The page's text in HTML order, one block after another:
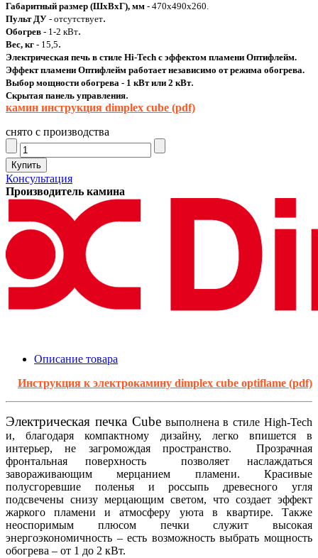
Габаритный размер (ШхВхГ), мм - 470х490х260.
Пульт ДУ - отсутствует.
Обогрев - 1-2 кВт.
Вес, кг - 15,5.
Электрическая печь в стиле Hi-Tech с эффектом пламени Оптифлейм.
Эффект пламени Оптифлейм работает независимо от режима обогрева.
Выбор мощности обогрева - 1 кВт или 2 кВт.
Скрытая панель управления.
камин инструкция dimplex cube (pdf)
снято с производства
Консультация
Производитель камина
Описание товара
Инструкция к электрокамину dimplex cube optiflame (pdf)
Электрическая печка Cubeвыполнена в стиле High-Tech
и, благодаря компактному дизайну, легко впишется в
интерьер, не загромождая пространство. Прозрачная
фронтальная поверхность позволяет наслаждаться
завораживающим мерцанием пламени. Красивые
полусгоревшие поленья и россыпь древесного угля
подсвечены снизу мерцающим светом, что создает эффект
жаркого пламени и атмосферу уюта в квартире. Также
неоспоримым плюсом печки служит высокая
энергоэкономичность – есть возможность выбрать мощность
обогрева – от 1 до 2 кВт.